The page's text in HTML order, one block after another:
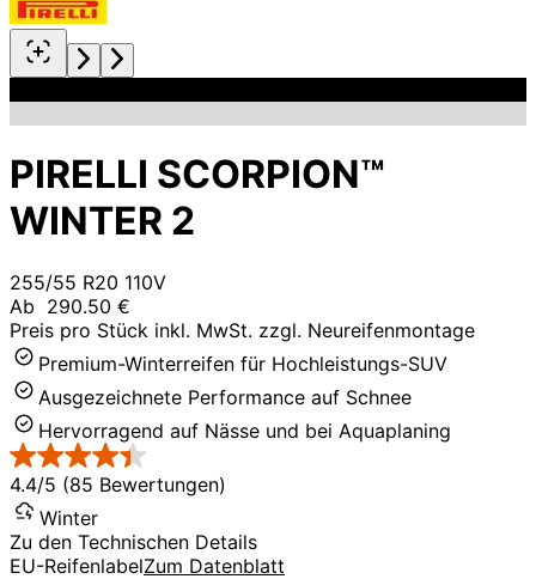
PIRELLI SCORPION™
WINTER 2
255/55 R20 110V
Ab 290.50 €
Preis pro Stück inkl. MwSt. zzgl. Neureifenmontage
Premium-Winterreifen für Hochleistungs-SUV
Ausgezeichnete Performance auf Schnee
Hervorragend auf Nässe und bei Aquaplaning
4.4/5 (85 Bewertungen)
Winter
Zu den Technischen Details
EU-ReifenlabelZum Datenblatt